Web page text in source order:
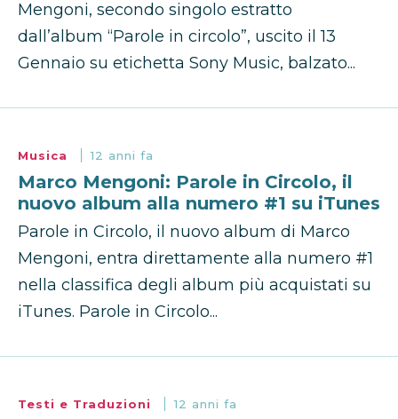
Mengoni, secondo singolo estratto
dall’album “Parole in circolo”, uscito il 13
Gennaio su etichetta Sony Music, balzato...
Musica 12 anni fa
Marco Mengoni: Parole in Circolo, il
nuovo album alla numero #1 su iTunes
Parole in Circolo, il nuovo album di Marco
Mengoni, entra direttamente alla numero #1
nella classifica degli album più acquistati su
iTunes. Parole in Circolo...
Testi e Traduzioni 12 anni fa